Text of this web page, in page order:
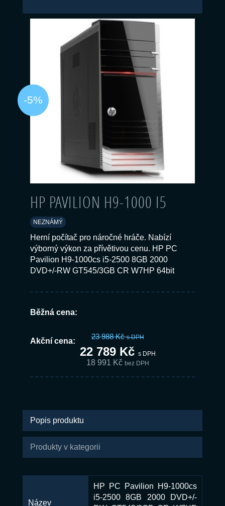
-5%
HP PAVILION H9-1000 I5
NEZNÁMÝ
Herní počítač pro náročné hráče. Nabízí
výborný výkon za přívětivou cenu. HP PC
Pavilion H9-1000cs i5-2500 8GB 2000
DVD+/-RW GT545/3GB CR W7HP 64bit
Běžná cena:
23 988 Kčs DPH
Akční cena:
22 789 Kč s DPH
18 991 Kč bez DPH
Popis produktu
Produkty v kategorii
Název
HP PC Pavilion H9-1000cs
i5-2500 8GB 2000 DVD+/-